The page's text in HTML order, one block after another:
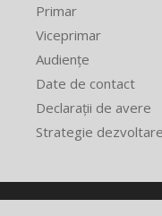
Primar
Viceprimar
Audiențe
Date de contact
Declarații de avere
Strategie